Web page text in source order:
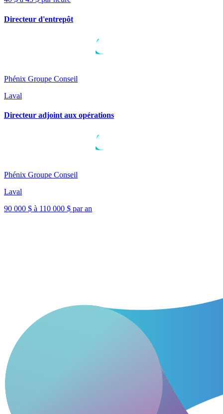
Directeur d'entrepôt
Phénix Groupe Conseil
Laval
Directeur adjoint aux opérations
Phénix Groupe Conseil
Laval
90 000 $ à 110 000 $ par an